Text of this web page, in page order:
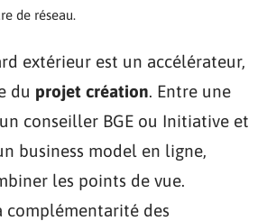
de réseau.
extérieur est un accélérateur,
du projet création. Entre une
conseiller BGE ou Initiative et
business model en ligne,
les points de vue.
complémentarité des